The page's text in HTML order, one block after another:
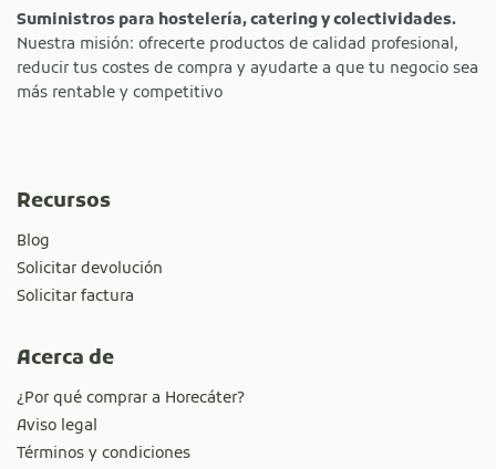
Suministros para hostelería, catering y colectividades.
Nuestra misión: ofrecerte productos de calidad profesional,
reducir tus costes de compra y ayudarte a que tu negocio sea
más rentable y competitivo
Recursos
Blog
Solicitar devolución
Solicitar factura
Acerca de
¿Por qué comprar a Horecáter?
Aviso legal
Términos y condiciones